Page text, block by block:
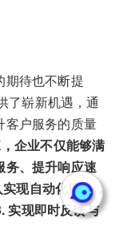
期待也不断提
了崭新机遇，通
客户服务的质量
企业不仅能够满
务、提升响应速
现自动化服务，
实现即时反馈与